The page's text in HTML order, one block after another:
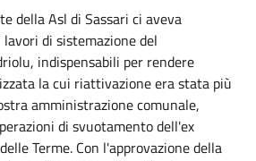
della Asl di Sassari ci aveva
di sistemazione del
indispensabili per rendere
la cui riattivazione era stata più
amministrazione comunale,
di svuotamento dell'ex
Terme. Con l'approvazione della